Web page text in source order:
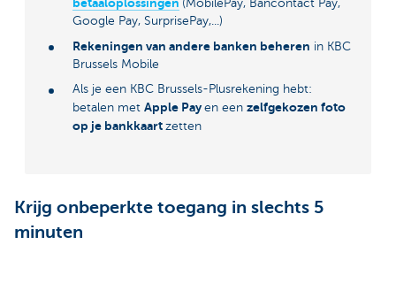
betaaloplossingen (MobilePay, Bancontact Pay,
Google Pay, SurprisePay,...)
Rekeningen van andere banken beheren in KBC
Brussels Mobile
Als je een KBC Brussels-Plusrekening hebt:
betalen met Apple Pay en een zelfgekozen foto
op je bankkaart zetten
Krijg onbeperkte toegang in slechts 5
minuten